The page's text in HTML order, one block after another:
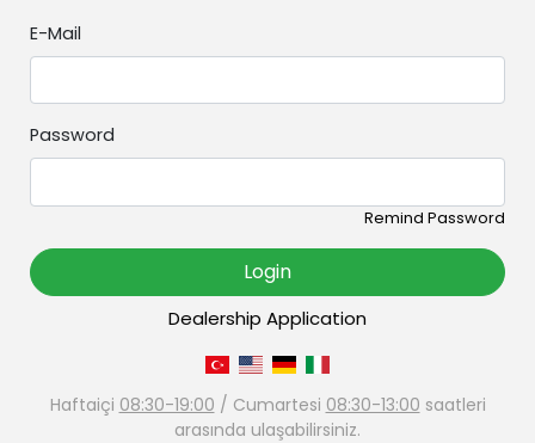
E-Mail
Password
Remind Password
Login
Dealership Application
Haftaiçi 08:30-19:00 / Cumartesi 08:30-13:00 saatleri
arasında ulaşabilirsiniz.